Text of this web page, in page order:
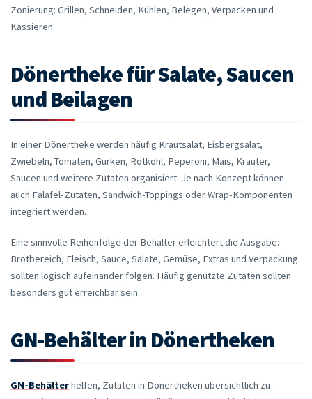
Zonierung: Grillen, Schneiden, Kühlen, Belegen, Verpacken und
Kassieren.
Dönertheke für Salate, Saucen
und Beilagen
In einer Dönertheke werden häufig Krautsalat, Eisbergsalat,
Zwiebeln, Tomaten, Gurken, Rotkohl, Peperoni, Mais, Kräuter,
Saucen und weitere Zutaten organisiert. Je nach Konzept können
auch Falafel-Zutaten, Sandwich-Toppings oder Wrap-Komponenten
integriert werden.
Eine sinnvolle Reihenfolge der Behälter erleichtert die Ausgabe:
Brotbereich, Fleisch, Sauce, Salate, Gemüse, Extras und Verpackung
sollten logisch aufeinander folgen. Häufig genutzte Zutaten sollten
besonders gut erreichbar sein.
GN-Behälter in Dönertheken
GN-Behälterhelfen, Zutaten in Dönertheken übersichtlich zu